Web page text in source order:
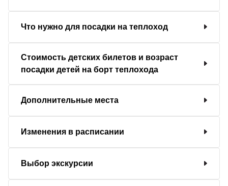
Что нужно для посадки на теплоход
Стоимость детских билетов и возраст
посадки детей на борт теплохода
Дополнительные места
Изменения в расписании
Выбор экскурсии